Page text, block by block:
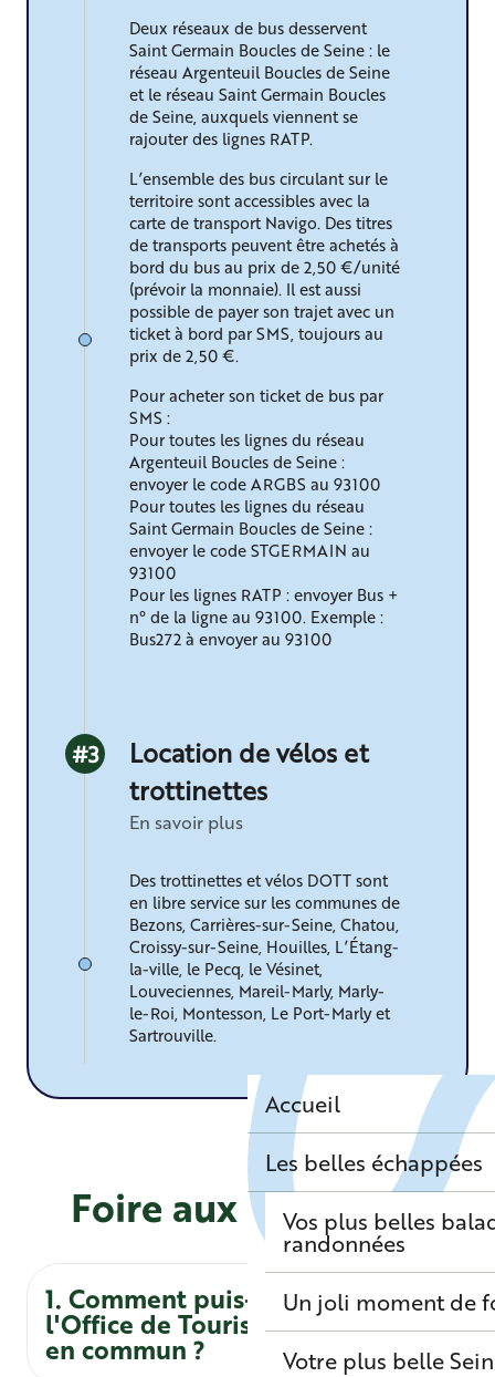
Accueil
Les belles échappées
Vos plus belles
randonnées
Un joli moment de
Votre plus belle
Deux réseaux de bus desservent
Saint Germain Boucles de Seine : le
réseau Argenteuil Boucles de Seine
et le réseau Saint Germain Boucles
de Seine, auxquels viennent se
rajouter des lignes RATP.
L’ensemble des bus circulant sur le
territoire sont accessibles avec la
carte de transport Navigo. Des titres
de transports peuvent être achetés à
bord du bus au prix de 2,50 €/unité
(prévoir la monnaie). Il est aussi
possible de payer son trajet avec un
ticket à bord par SMS, toujours au
prix de 2,50 €.
Pour acheter son ticket de bus par
SMS :
Pour toutes les lignes du réseau
Argenteuil Boucles de Seine :
envoyer le code ARGBS au 93100
Pour toutes les lignes du réseau
Saint Germain Boucles de Seine :
envoyer le code STGERMAIN au
93100
Pour les lignes RATP : envoyer Bus +
n° de la ligne au 93100. Exemple :
Bus272 à envoyer au 93100
#3
Location de vélos et
trottinettes
En savoir plus
Des trottinettes et vélos DOTT sont
en libre service sur les communes de
Bezons, Carrières-sur-Seine, Chatou,
Croissy-sur-Seine, Houilles, L’Étang-
la-ville, le Pecq, le Vésinet,
Louveciennes, Mareil-Marly, Marly-
le-Roi, Montesson, Le Port-Marly et
Sartrouville.
Foire aux questions
1. Comment puis-je me rendre à
l'Office de Tourisme en transport
en commun ?